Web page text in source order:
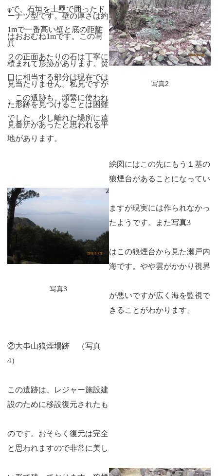
φで、石垣を土塁で囲ったド
ーナツ型です。壁の厚さは約
1mで一番高い壁と底の距離
はおおむね1mです。この写
真
２の正面あたりの石は丁寧に
積まれて形跡があります。焚
口に相当する部分は現在では
見当たりません。私見ですが
、この遺跡も、頻繁に使われ
た形跡を見つけることは困難
でした。少し離れた場所に遠
見番所があったと思われる平
地があります。
写真2
写真3
絵図にはこの先にもう１基の
狼煙台があることになってい
ますが現実には作られなかっ
たようです。
また写真3
はこの狼煙台から見た瀬戸内
海です。やや雲がかかり視界
が悪いですが広く海を監視で
きることがわかります。
②大串山狼煙場跡 （写真
4）
この遺跡は、レジャー施設建
設のために移設復元されたも
のです。おそらく復元は完全
と思われますので非常に美し